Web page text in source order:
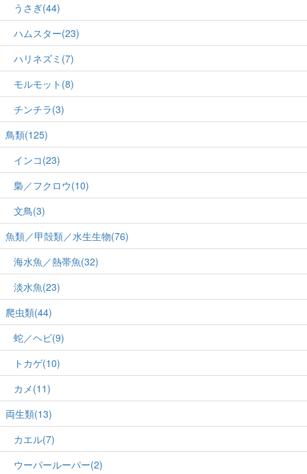
うさぎ(44)
ハムスター(23)
ハリネズミ(7)
モルモット(8)
チンチラ(3)
鳥類(125)
インコ(23)
梟／フクロウ(10)
文鳥(3)
魚類／甲殻類／水生生物(76)
海水魚／熱帯魚(32)
淡水魚(23)
爬虫類(44)
蛇／ヘビ(9)
トカゲ(10)
カメ(11)
両生類(13)
カエル(7)
ウーパールーパー(2)